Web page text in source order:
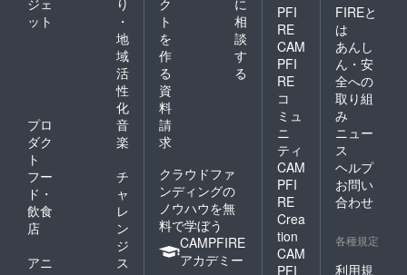
容が
あった
場合、
すみや
かに退
出いた
だき、
しかる
べき処
置を取
らせて
いただ
きま
す）
るプラ
モデル
はジャ
ンル問
わず、
お好き
なもの
をご用
意くだ
さい。
※プラモ
デルに
関する
質問・
悩みが
ご相談
い。 ※
す）
ット
・
地
域
活
性
化
プロ
ダク
ト
音
楽
フー
ド・
飲食
店
チ
ャ
レ
ン
ジ
アニ
ス
ト
を
作
る
相
談
す
る
資
料
請
求
クラウドファ
ンディングの
ノウハウを無
料で学ぼう
CAMPFIRE
アカデミー
PFI
RE
CAM
PFI
RE
コ
ミュ
ニ
ティ
CAM
PFI
RE
Crea
tion
CAM
PFI
FIREと
は
あんし
ん・安
全への
取り組
み
ニュー
ス
ヘルプ
お問い
合わせ
各種規定
利用規